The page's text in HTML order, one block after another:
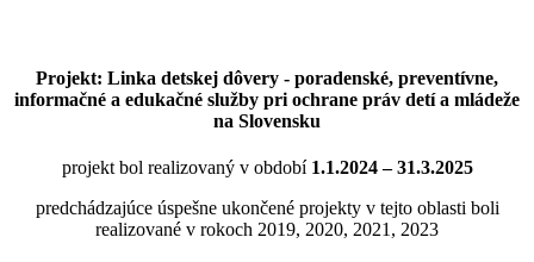
Projekt: Linka detskej dôvery - poradenské, preventívne,
informačné a edukačné služby pri ochrane práv detí a mládeže
na Slovensku
projekt bol realizovaný v období 1.1.2024 – 31.3.2025
predchádzajúce úspešne ukončené projekty v tejto oblasti boli
realizované v rokoch 2019, 2020, 2021, 2023